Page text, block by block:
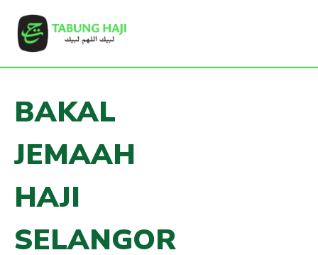
BAKAL
JEMAAH
HAJI
SELANGOR